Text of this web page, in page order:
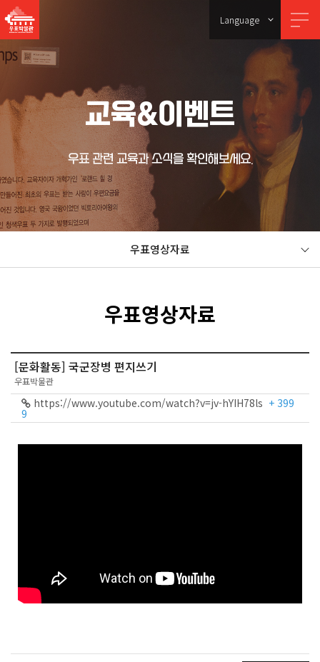
Language
교육&이벤트
우표 관련 교육과 소식을 확인해보세요.
우표영상자료
우표영상자료
[문화활동] 국군장병 편지쓰기
우표박물관
https://www.youtube.com/watch?v=jv-hYIH78ls + 399
9